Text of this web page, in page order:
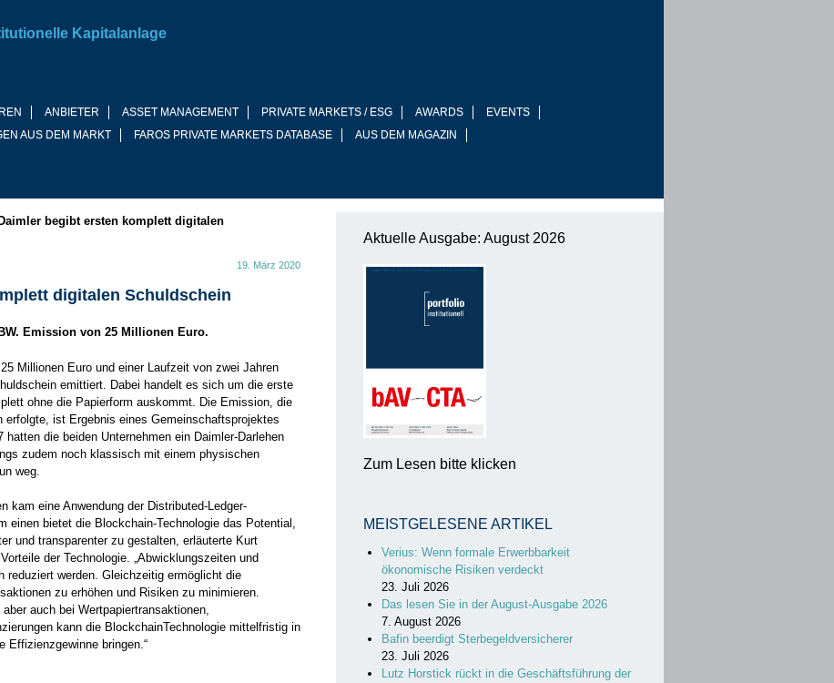
ANBIETER ASSET MANAGEMENT PRIVATE MARKETS / ESG AWARDS
EVENTS
AUS DEM MARKT
FAROS PRIVATE MARKETS DATABASE AUS DEM MAGAZIN
Kapitalanlage
Daimler begibt ersten komplett digitalen
19. März 2020
digitalen Schuldschein
Emission von 25 Millionen Euro.
Millionen Euro und einer Laufzeit von zwei Jahren
emittiert. Dabei handelt es sich um die erste
ohne die Papierform auskommt. Die Emission, die
ist Ergebnis eines Gemeinschaftsprojektes
die beiden Unternehmen ein Daimler-Darlehen
zudem noch klassisch mit einem physischen
weg.
kam eine Anwendung der Distributed-Ledger-
einen bietet die Blockchain-Technologie das Potential,
und transparenter zu gestalten, erläuterte Kurt
der Technologie. „Abwicklungszeiten und
reduziert werden. Gleichzeitig ermöglicht die
zu erhöhen und Risiken zu minimieren.
auch bei Wertpapiertransaktionen,
kann die BlockchainTechnologie mittelfristig in
Effizienzgewinne bringen.“
Aktuelle Ausgabe: August 2026
Zum Lesen bitte klicken
MEISTGELESENE ARTIKEL
Verius: Wenn formale Erwerbbarkeit
ökonomische Risiken verdeckt
23. Juli 2026
Das lesen Sie in der August-Ausgabe 2026
7. August 2026
Bafin beerdigt Sterbegeldversicherer
23. Juli 2026
Lutz Horstick rückt in die Geschäftsführung der